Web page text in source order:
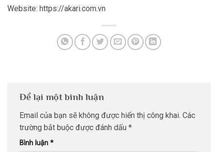
Website: https://akari.com.vn
Để lại một bình luận
Email của bạn sẽ không được hiển thị công khai. Các
trường bắt buộc được đánh dấu *
Bình luận *